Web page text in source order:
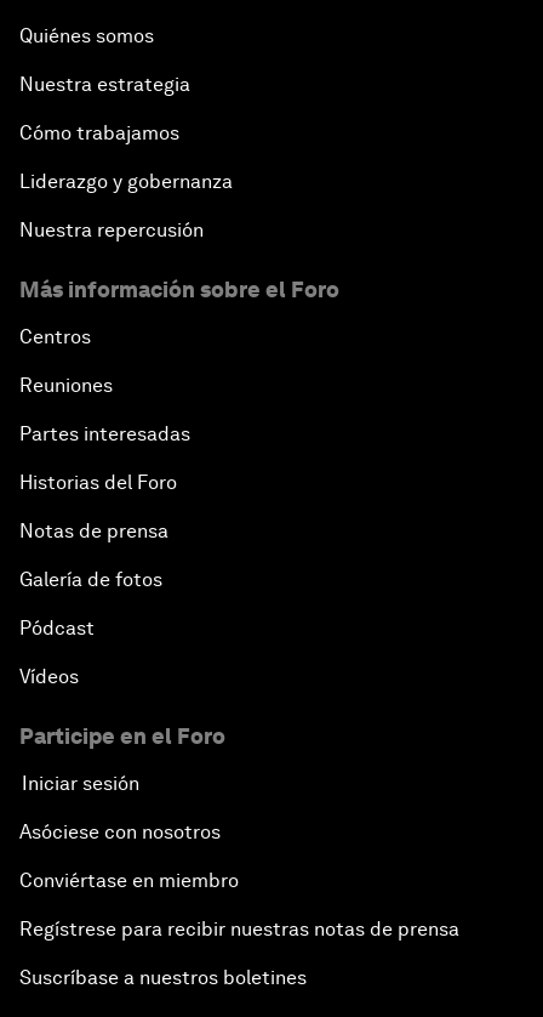
Quiénes somos
Nuestra estrategia
Cómo trabajamos
Liderazgo y gobernanza
Nuestra repercusión
Más información sobre el Foro
Centros
Reuniones
Partes interesadas
Historias del Foro
Notas de prensa
Galería de fotos
Pódcast
Vídeos
Participe en el Foro
Iniciar sesión
Asóciese con nosotros
Conviértase en miembro
Regístrese para recibir nuestras notas de prensa
Suscríbase a nuestros boletines